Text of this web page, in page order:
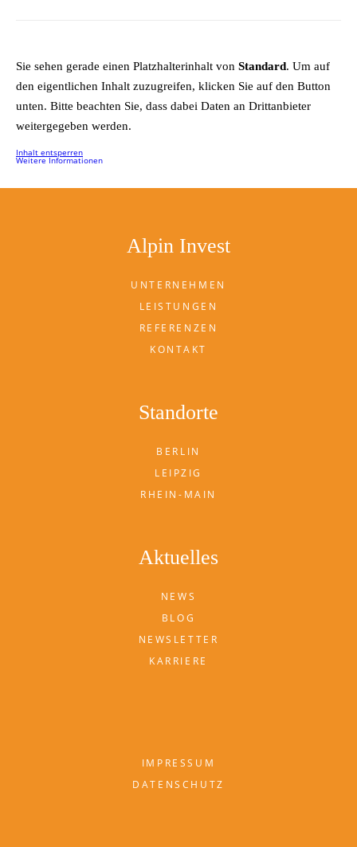
Sie sehen gerade einen Platzhalterinhalt von Standard. Um auf
den eigentlichen Inhalt zuzugreifen, klicken Sie auf den Button
unten. Bitte beachten Sie, dass dabei Daten an Drittanbieter
weitergegeben werden.
Inhalt entsperren
Weitere Informationen
Alpin Invest
UNTERNEHMEN
LEISTUNGEN
REFERENZEN
KONTAKT
Standorte
BERLIN
LEIPZIG
RHEIN-MAIN
Aktuelles
NEWS
BLOG
NEWSLETTER
KARRIERE
IMPRESSUM
DATENSCHUTZ